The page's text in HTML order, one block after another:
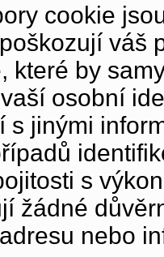
cookie
váš
které by
osobní
s jinými
s
žádné
nebo